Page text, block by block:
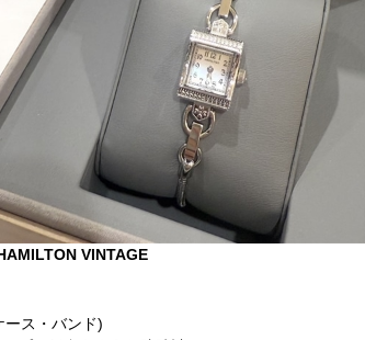
VINTAGE
ス・バンド)